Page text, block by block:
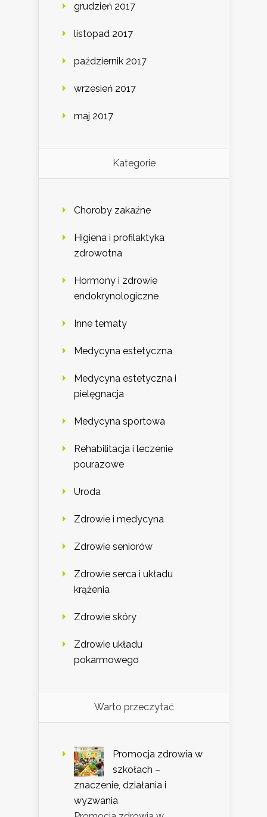
grudzień 2017
listopad 2017
październik 2017
wrzesień 2017
maj 2017
Kategorie
Choroby zakaźne
Higiena i profilaktyka
zdrowotna
Hormony i zdrowie
endokrynologiczne
Inne tematy
Medycyna estetyczna
Medycyna estetyczna i
pielęgnacja
Medycyna sportowa
Rehabilitacja i leczenie
pourazowe
Uroda
Zdrowie i medycyna
Zdrowie seniorów
Zdrowie serca i układu
krążenia
Zdrowie skóry
Zdrowie układu
pokarmowego
Warto przeczytać
Promocja zdrowia w
szkołach –
znaczenie, działania i
wyzwania